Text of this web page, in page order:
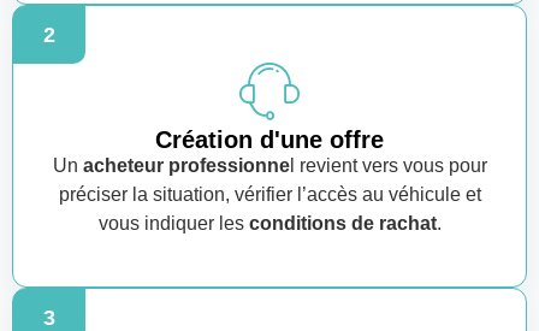
2
Création d'une offre
Un acheteur professionnel revient vers vous pour
préciser la situation, vérifier l’accès au véhicule et
vous indiquer les conditions de rachat.
3